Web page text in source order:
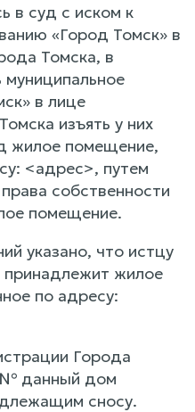
суд с иском к
«Город Томск» в
Томска, в
муниципальное
в лице
изъять у них
жилое помещение,
<адрес>, путем
собственности
помещение.
указано, что истцу
принадлежит жилое
по адресу:
Города
данный дом
сносу.